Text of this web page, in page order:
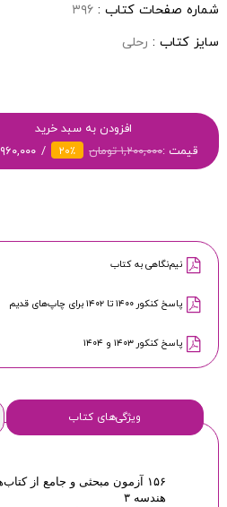
شماره صفحات کتاب : ۳۹۶
سایز کتاب : رحلی
افزودن به سبد خرید
قیمت :۱,۲۰۰,۰۰۰ تومان ۲۰٪ ۹۶۰,۰۰۰ تومان
نیم‌نگاهی به کتاب
پاسخ کنکور ۱۴۰۰ تا ۱۴۰۲ برای چاپ‌های قدیم
پاسخ کنکور ۱۴۰۳ و ۱۴۰۴
ویژگی‌های کتاب
هندسه ۳